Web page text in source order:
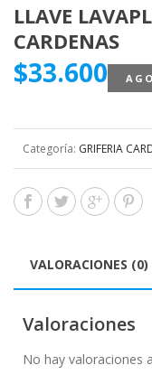
LLAVE
CARDENAS
$33.600
Categoría: GRIFERIA
VALORACIONES (0)
Valoraciones
No hay valoraciones